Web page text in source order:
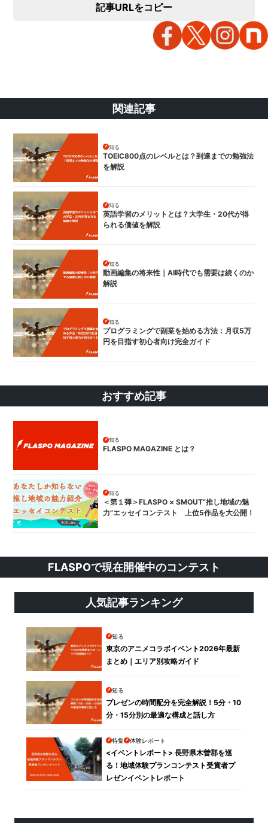
記事URLをコピー
関連記事
TOEIC800点のレベルとは？到達までの勉強法
を解説
知る
英語学習のメリットとは？大学生・20代が得
られる価値を解説
知る
動画編集の将来性｜AI時代でも需要は続くのか
解説
知る
プログラミングで副業を始める方法：月収5万
円を目指す初心者向け完全ガイド
知る
おすすめ記事
FLASPO MAGAZINE とは？
知る
＜第１弾＞FLASPO × SMOUT”推し地域の魅
力”エッセイコンテスト 上位5作品を大公開！
知る
FLASPOで現在開催中のコンテスト
人気記事ランキング
知る
東京のアニメコラボイベント2026年最新
まとめ｜エリア別攻略ガイド
知る
プレゼンの時間配分を完全解説！5分・10
分・15分別の最適な構成と話し方
特集 体験レポート
<イベントレポート> 長野県木曽郡を巡
る！地域体験プランコンテスト受賞者プ
レゼンイベントレポート